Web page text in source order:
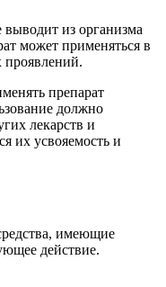
из организма
может применяться в
проявлений.
препарат
должно
лекарств и
их усвояемость и
имеющие
действие.